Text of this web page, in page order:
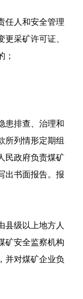
人和安全管理
采矿许可证、
；
排查、治理和
所列情形定期组
民政府负责煤矿
出书面报告。报
级以上地方人
矿安全监察机构
并对煤矿企业负